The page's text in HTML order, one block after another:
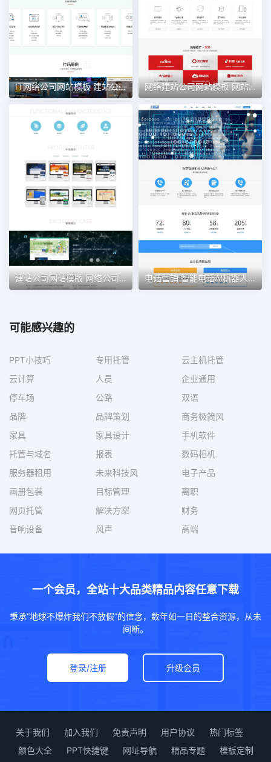
IT网络公司网站模板 建站公司网站 网站制作 网络建站公司网站模板 网站制作公司网站
建站公司网站模版 网络公司 IT行业 电话营销 智能电话AI机器人语音软件网站模板
可能感兴趣的
PPT小技巧 专用托管
云主机托管
云计算
人员
企业通用
停车场
公路
双语
品牌
品牌策划
商务极简风
家具
家具设计
手机软件
托管与域名
报表
数码相机
服务器租用
未来科技风
电子产品
画册包装
目标管理
离职
网页托管
解决方案
财务
音响设备
风声 高端
一个会员，全站十大品类精品内容任意下载
秉承“地球不爆炸我们不放假”的信念，数年如一日的整合资源，从未
间断。
登录/注册 升级会员
关于我们 加入我们 免责声明 用户协议
热门标签
颜色大全
PPT快捷键 网址导航 精品专题 模板定制